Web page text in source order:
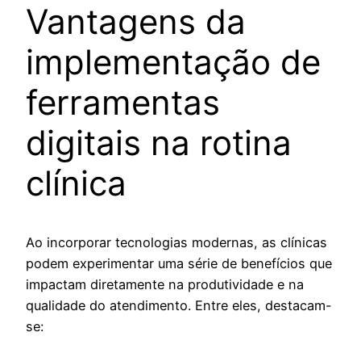
Vantagens da
implementação de
ferramentas
digitais na rotina
clínica
Ao incorporar tecnologias modernas, as clínicas
podem experimentar uma série de benefícios que
impactam diretamente na produtividade e na
qualidade do atendimento. Entre eles, destacam-
se: